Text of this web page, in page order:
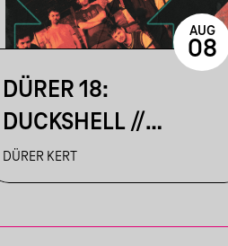
DÜRER 18:
DUCKSHELL //
VENDÉG:
VÁRHEGYUTCA
DÜRER KERT
AUG
08